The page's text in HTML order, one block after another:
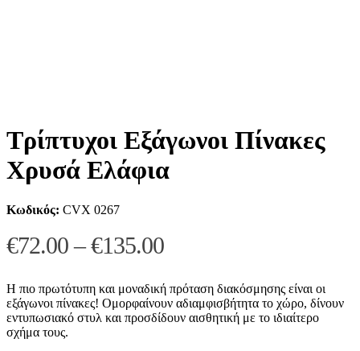
Τρίπτυχοι Εξάγωνοι Πίνακες
Χρυσά Ελάφια
Κωδικός: CVX 0267
€72.00 – €135.00Price
€72.00
through
Η πιο πρωτότυπη και μοναδική πρόταση διακόσμησης είναι οι
εξάγωνοι πίνακες! Ομορφαίνουν αδιαμφισβήτητα το χώρο, δίνουν
εντυπωσιακό στυλ και προσδίδουν αισθητική με το ιδιαίτερο
σχήμα τους.